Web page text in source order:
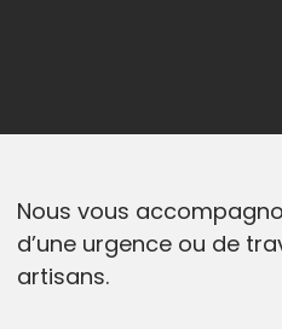
Nous vous
d’une urgence ou de
artisans.